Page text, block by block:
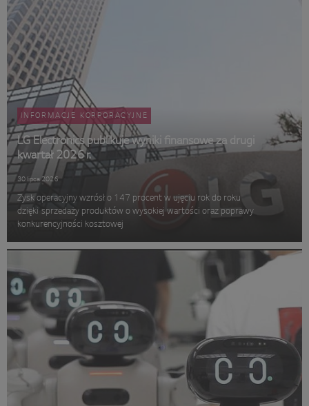
INFORMACJE KORPORACYJNE
LG Electronics publikuje wyniki finansowe za drugi
kwartał 2026 r.
30 lipca 2026
Zysk operacyjny wzrósł o 147 procent w ujęciu rok do roku
dzięki sprzedaży produktów o wysokiej wartości oraz poprawy
konkurencyjności kosztowej